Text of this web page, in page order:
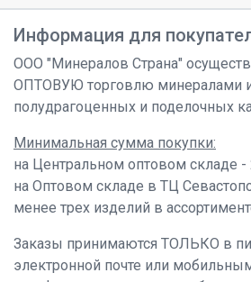
Информация для
ООО "Минералов Страна"
ОПТОВУЮ торговлю минералами
полудрагоценных и поделочных
Минимальная сумма покупки:
на Центральном оптовом складе -
на Оптовом складе в ТЦ
менее трех изделий в
Заказы принимаются ТОЛЬКО в
электронной почте или